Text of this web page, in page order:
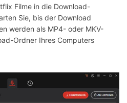
Filme in die Download-
Sie, bis der Download
werden als MP4- oder MKV-
Ordner Ihres Computers